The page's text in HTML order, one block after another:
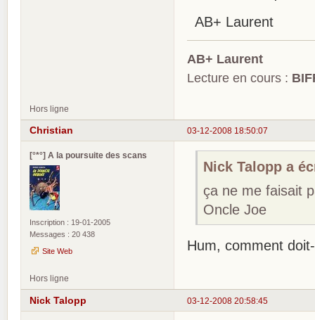
AB+ Laurent
AB+ Laurent
Lecture en cours :
Hors ligne
03-12-2008 18:50:07
Christian
[°*°] A la poursuite des scans
Inscription : 19-01-2005
Messages : 20 438
Site Web
Nick Talopp a
ça ne me faisait
Oncle Joe
Hum, comment
Hors ligne
03-12-2008 20:58:45
Nick Talopp